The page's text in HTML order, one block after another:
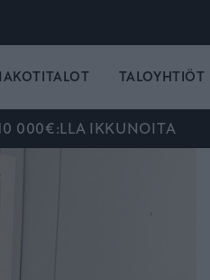
TALOYHTIÖT
000€:LLA IKKUNOITA